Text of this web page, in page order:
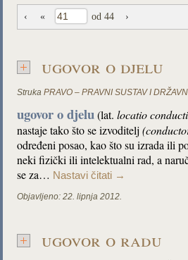
‹ « od 44 ›
ugovor o djelu
Struka PRAVO – PRAVNI SUSTAV I
ugovor o djelu(lat.locatio
nastaje tako što se izvoditelj
određeni posao, kao što su izrada ili
neki fizički ili intelektualni rad, a
se za… Nastavi čitati →
Objavljeno: 22. lipnja 2012.
ugovor o radu